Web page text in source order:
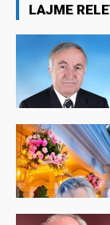
LAJME